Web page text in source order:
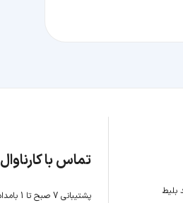
بلیط
تماس با کارناوال
پشتیبانی 7 صبح تا 1 بامداد: